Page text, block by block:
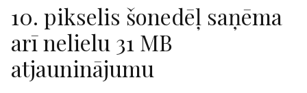
10. pikselis šonedēļ saņēma
arī nelielu 31 MB
atjauninājumu